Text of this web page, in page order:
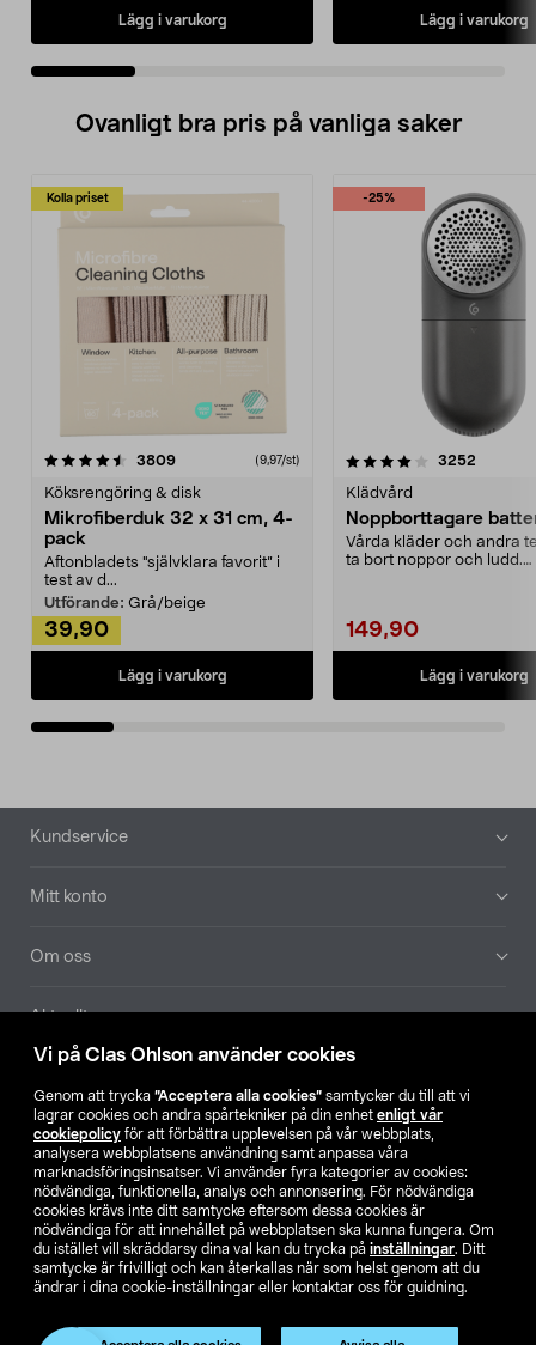
Vi på Clas Ohlson använder cookies
Genom att trycka ”Acceptera alla cookies” samtycker du till att vi
lagrar cookies och andra spårtekniker på din enhet enligt vår
cookiepolicy för att förbättra upplevelsen på vår webbplats,
analysera webbplatsens användning samt anpassa våra
marknadsföringsinsatser. Vi använder fyra kategorier av cookies:
nödvändiga, funktionella, analys och annonsering. För nödvändiga
cookies krävs inte ditt samtycke eftersom dessa cookies är
nödvändiga för att innehållet på webbplatsen ska kunna fungera. Om
du istället vill skräddarsy dina val kan du trycka på inställningar. Ditt
samtycke är frivilligt och kan återkallas när som helst genom att du
ändrar i dina cookie-inställningar eller kontaktar oss för guidning.
Lägg i varukorg Lägg i varukorg
Ovanligt bra pris på vanliga saker
Kolla priset
3809recensioner (9,97/st)
Köksrengöring & disk
Mikrofiberduk 32 x 31 cm, 4-
pack
Aftonbladets "självklara favorit” i
test av d...
Utförande: Grå/beige
39,90
Lägg i varukorg
-25%
4.0av 5 stjärnor 3252
Klädvård
Noppborttagare
Vårda kläder och andra
ta bort noppor och ludd.
149,90
Lägg i varukorg
4.5av 5 stjärnor
Sidfot
Kundservice
Mitt konto
Om oss
Aktuellt
Hitta butik
SE NO FI